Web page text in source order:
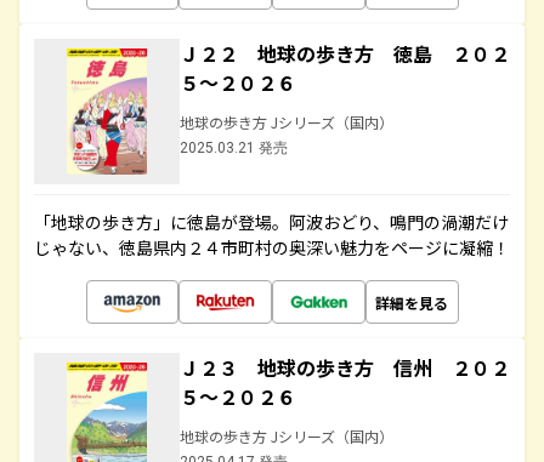
Ｊ２２ 地球の歩き方 徳島 ２０２
５～２０２６
地球の歩き方 Jシリーズ（国内）
2025.03.21 発売
「地球の歩き方」に徳島が登場。阿波おどり、鳴門の渦潮だけ
じゃない、徳島県内２４市町村の奥深い魅力をページに凝縮！
詳細を見る
Ｊ２３ 地球の歩き方 信州 ２０２
５～２０２６
地球の歩き方 Jシリーズ（国内）